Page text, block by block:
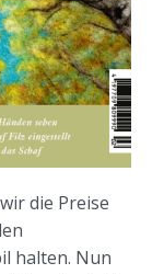
die Preise
halten. Nun